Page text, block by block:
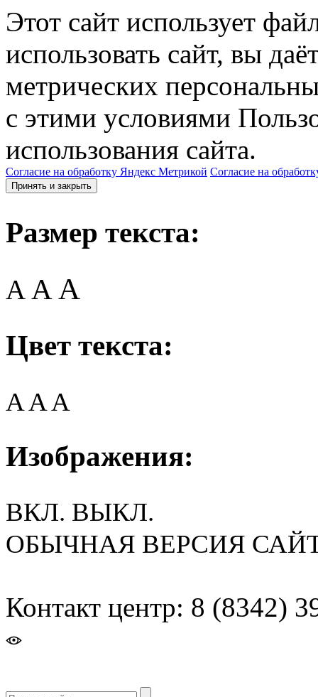
Этот сайт использует
использовать сайт, вы
метрических
с этими условиями
использования сайта.
Согласие на обработку Яндекс Метрикой Согласие на
Принять и закрыть
Размер текста:
A AA
Цвет текста:
AAA
Изображения:
ВКЛ. ВЫКЛ.
ОБЫЧНАЯ ВЕРСИЯ
Контакт центр: 8 (8342)